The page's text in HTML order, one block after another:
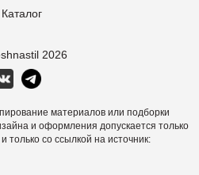
2026
Каталог
материалов или подборки
и оформления допускается только
только со ссылкой на источник: